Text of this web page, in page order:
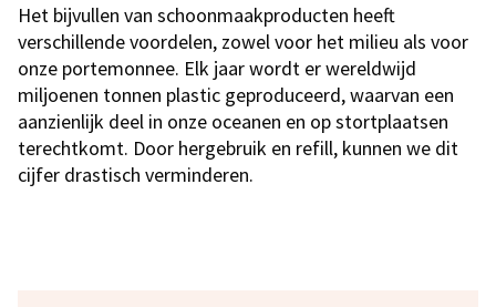
Het bijvullen van schoonmaakproducten heeft
verschillende voordelen, zowel voor het milieu als voor
onze portemonnee. Elk jaar wordt er wereldwijd
miljoenen tonnen plastic geproduceerd, waarvan een
aanzienlijk deel in onze oceanen en op stortplaatsen
terechtkomt. Door hergebruik en refill, kunnen we dit
cijfer drastisch verminderen.